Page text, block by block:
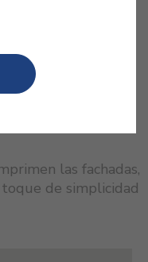
las fachadas,
de simplicidad